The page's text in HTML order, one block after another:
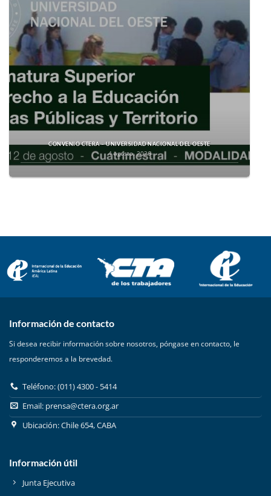
CONVENIO CTERA – UNIVERSIDAD NACIONAL DEL OESTE
4 agosto, 2026
Información de contacto
Si desea recibir información sobre nosotros, póngase en contacto, le
responderemos a la brevedad.
Teléfono: (011) 4300 - 5414
Email: prensa@ctera.org.ar
Ubicación: Chile 654, CABA
Información útil
Junta Ejecutiva